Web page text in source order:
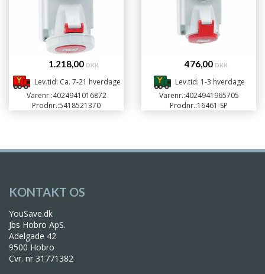
1.218,00 DKK
Lev.tid: Ca. 7-21 hverdage
Varenr.:4024941016872
Prodnr.:5418521370
476,00 DKK
Lev.tid: 1-3 hverdage
Varenr.:4024941965705
Prodnr.:16461-SP
KONTAKT OS
YouSave.dk
Jbs Hobro ApS.
Adelgade 42
9500 Hobro
Cvr. nr 31771382